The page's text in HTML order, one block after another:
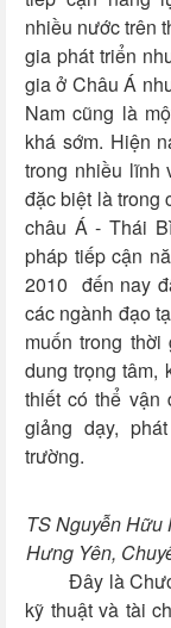
nhiều nước trên
gia phát triển
gia ở Châu Á
Nam cũng là
khá sớm. Hiện
trong nhiều lĩnh
đặc biệt là trong
châu Á - Thái
pháp tiếp cận
2010 đến nay
các ngành đạo
muốn trong
dung trọng tâm,
thiết có thể vận
giảng dạy,
trường.
TS Nguyễn Hữu
Hưng Yên,
Đây là
kỹ thuật và tài